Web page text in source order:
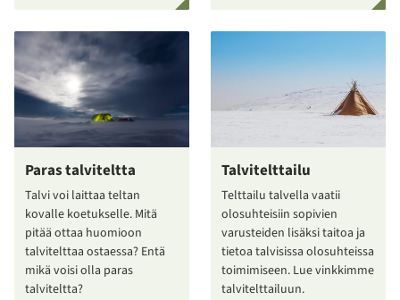
Paras talviteltta
Talvi voi laittaa teltan
kovalle koetukselle. Mitä
pitää ottaa huomioon
talvitelttaa ostaessa? Entä
mikä voisi olla paras
talviteltta?
Talvitelttailu
Telttailu talvella vaatii
olosuhteisiin sopivien
varusteiden lisäksi taitoa ja
tietoa talvisissa olosuhteissa
toimimiseen. Lue vinkkimme
talvitelttailuun.